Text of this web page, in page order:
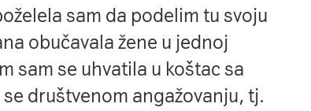
sam da podelim tu svoju
obučavala žene u jednoj
sam se uhvatila u koštac sa
društvenom angažovanju, tj.